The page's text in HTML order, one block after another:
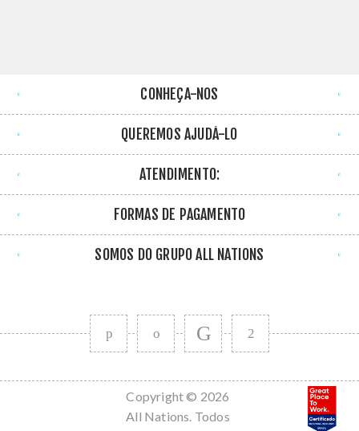
CONHEÇA-NOS
QUEREMOS AJUDÁ-LO
ATENDIMENTO:
FORMAS DE PAGAMENTO
SOMOS DO GRUPO ALL NATIONS
Copyright © 2026
All Nations. Todos